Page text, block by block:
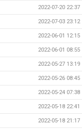
2022-07-20 22:37
2022-07-03 23:12
2022-06-01 12:15
2022-06-01 08:55
2022-05-27 13:19
2022-05-26 08:45
2022-05-24 07:38
2022-05-18 22:41
2022-05-18 21:17